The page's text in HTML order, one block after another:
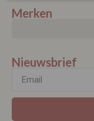
Merken
Nieuwsbrief